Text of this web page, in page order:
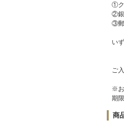
①ク
②銀
③郵
い
ご
※お
期
商